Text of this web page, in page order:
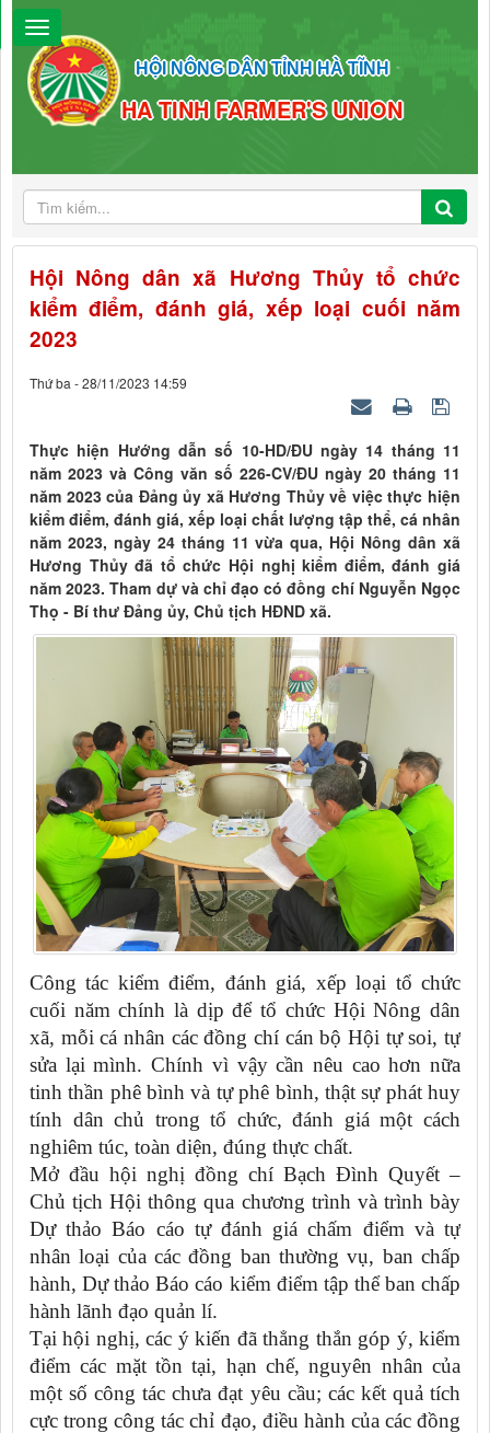
HỘI NÔNG DÂN TỈNH HÀ TĨNH
HA TINH FARMER'S UNION
Hội Nông dân xã Hương Thủy tổ chức
kiểm điểm, đánh giá, xếp loại cuối năm
2023
Thứ ba - 28/11/2023 14:59
Thực hiện Hướng dẫn số 10-HD/ĐU ngày 14 tháng 11
năm 2023 và Công văn số 226-CV/ĐU ngày 20 tháng 11
năm 2023 của Đảng ủy xã Hương Thủy về việc thực hiện
kiểm điểm, đánh giá, xếp loại chất lượng tập thể, cá nhân
năm 2023, ngày 24 tháng 11 vừa qua, Hội Nông dân xã
Hương Thủy đã tổ chức Hội nghị kiểm điểm, đánh giá
năm 2023. Tham dự và chỉ đạo có đồng chí Nguyễn Ngọc
Thọ - Bí thư Đảng ủy, Chủ tịch HĐND xã.
Công tác kiểm điểm, đánh giá, xếp loại tổ chức
cuối năm chính là dịp để tổ chức Hội Nông dân
xã, mỗi cá nhân các đồng chí cán bộ Hội tự soi, tự
sửa lại mình. Chính vì vậy cần nêu cao hơn nữa
tinh thần phê bình và tự phê bình, thật sự phát huy
tính dân chủ trong tổ chức, đánh giá một cách
nghiêm túc, toàn diện, đúng thực chất.
Mở đầu hội nghị đồng chí Bạch Đình Quyết –
Chủ tịch Hội thông qua chương trình và trình bày
Dự thảo Báo cáo tự đánh giá chấm điểm và tự
nhân loại của các đồng ban thường vụ, ban chấp
hành, Dự thảo Báo cáo kiểm điểm tập thể ban chấp
hành lãnh đạo quản lí.
Tại hội nghị, các ý kiến đã thẳng thắn góp ý, kiểm
điểm các mặt tồn tại, hạn chế, nguyên nhân của
một số công tác chưa đạt yêu cầu; các kết quả tích
cực trong công tác chỉ đạo, điều hành của các đồng